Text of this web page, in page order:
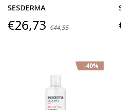
SESDERMA
€26,73 €44,55
-40%